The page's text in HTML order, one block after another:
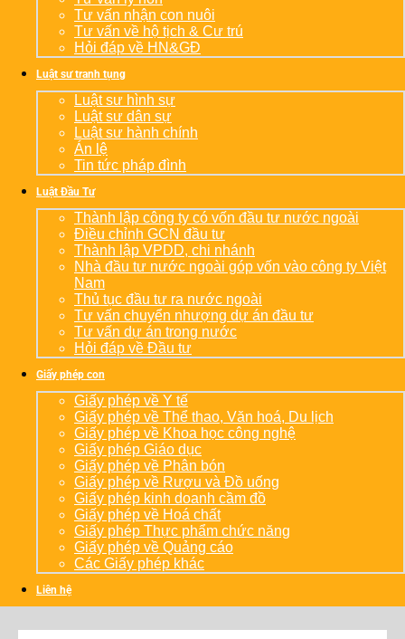
Tư vấn nhận con nuôi
Tư vấn về hộ tịch & Cư trú
Hỏi đáp về HN&GĐ
Luật sư tranh tụng
Luật sư hình sự
Luật sư dân sự
Luật sư hành chính
Án lệ
Tin tức pháp đình
Luật Đầu Tư
Thành lập công ty có vốn đầu tư nước ngoài
Điều chỉnh GCN đầu tư
Thành lập VPDD, chi nhánh
Nhà đầu tư nước ngoài góp vốn vào công ty Việt
Nam
Thủ tục đầu tư ra nước ngoài
Tư vấn chuyển nhượng dự án đầu tư
Tư vấn dự án trong nước
Hỏi đáp về Đầu tư
Giấy phép con
Giấy phép về Y tế
Giấy phép về Thể thao, Văn hoá, Du lịch
Giấy phép về Khoa học công nghệ
Giấy phép Giáo dục
Giấy phép về Phân bón
Giấy phép về Rượu và Đồ uống
Giấy phép kinh doanh cầm đồ
Giấy phép về Hoá chất
Giấy phép Thực phẩm chức năng
Giấy phép về Quảng cáo
Các Giấy phép khác
Liên hệ